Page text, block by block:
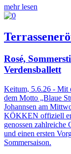
mehr lesen
Rosé,
Verdensballett
Keitum, 5.6.26 - Mit
dem Motto „Blaue
Johannsen am
KÖKKEN offiziell
genossen zahlreiche
und einen ersten
Sommersaison.